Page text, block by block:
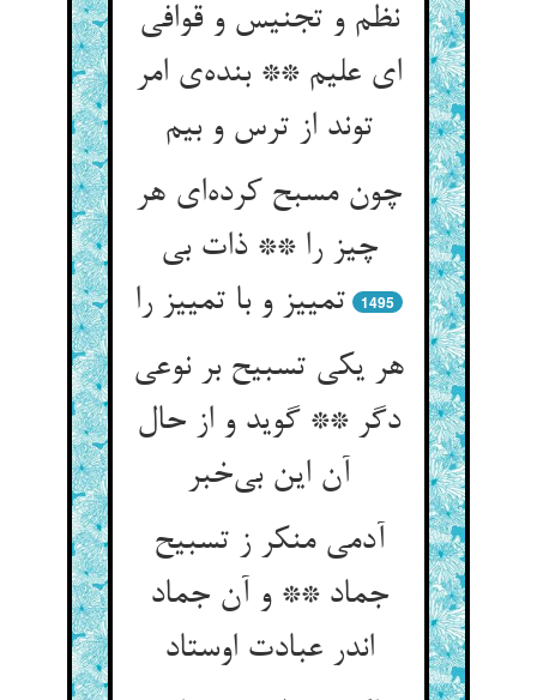
نظم و تجنیس و قوافی
ای علیم ** بنده‌ی امر
توند از ترس و بیم
چون مسبح کرده‌ای هر
چیز را ** ذات بی
تمییز و با تمییز را
1495
هر یکی تسبیح بر نوعی
دگر ** گوید و از حال
آن این بی‌خبر
آدمی منکر ز تسبیح
جماد ** و آن جماد
اندر عبادت اوستاد